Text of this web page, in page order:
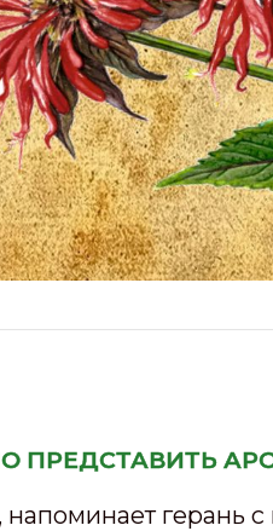
чтобы увеличить
ПРЕДСТАВИТЬ
герань